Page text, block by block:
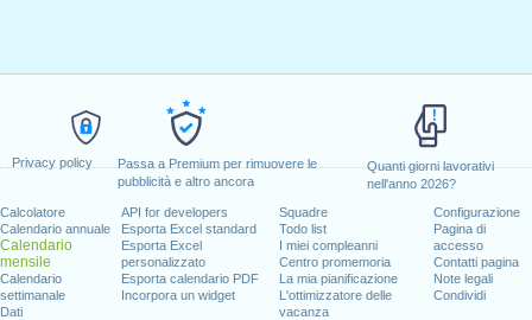
Privacy policy
Passa a Premium per rimuovere le
pubblicità e altro ancora
Quanti giorni lavorativi
nell'anno 2026?
Calcolatore
Calendario annuale
Calendario
mensile
Calendario
settimanale
Dati
API for developers
Esporta Excel standard
Esporta Excel
personalizzato
Esporta calendario PDF
Incorpora un widget
Squadre
Todo list
I miei compleanni
Centro promemoria
La mia pianificazione
L'ottimizzatore delle
vacanza
Configurazione
Pagina di
accesso
Contatti pagina
Note legali
Condividi